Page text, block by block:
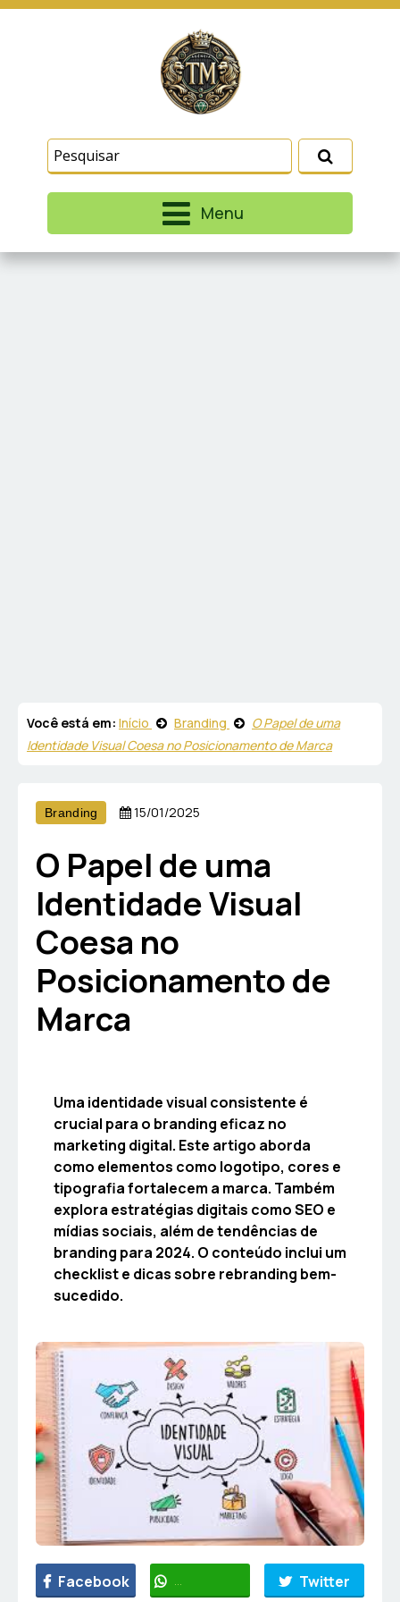
Menu
Você está em: Início Branding
O Papel de uma
Identidade Visual Coesa no Posicionamento de Marca
Branding 15/01/2025
O Papel de uma
Identidade Visual
Coesa no
Posicionamento de
Marca
Uma identidade visual consistente é
crucial para o branding eficaz no
marketing digital. Este artigo aborda
como elementos como logotipo, cores e
tipografia fortalecem a marca. Também
explora estratégias digitais como SEO e
mídias sociais, além de tendências de
branding para 2024. O conteúdo inclui um
checklist e dicas sobre rebranding bem-
sucedido.
Facebook WhatsApp Twitter
similares para lembrar e entender como você usa
nosso site, analisar seu uso de nossos produtos
e serviços, ajudar com nossos esforços de
marketing e fornecer conteúdo de terceiros. Leia
Termos e CondiçõesePolítica de